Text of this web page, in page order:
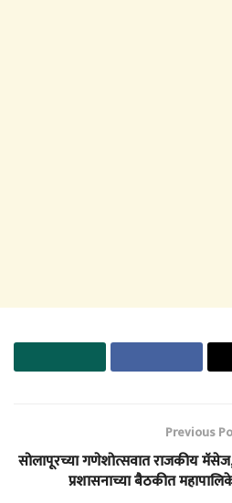
Previous
सोलापूरच्या गणेशोत्सवात राजकीय
प्रशासनाच्या बैठकीत